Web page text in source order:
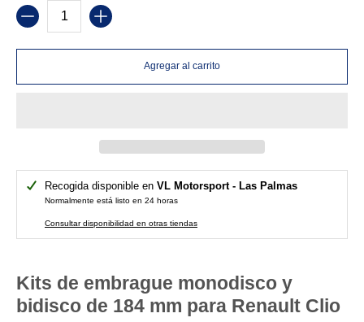
Cantidad
Agregar al carrito
Recogida disponible en VL Motorsport - Las Palmas
Normalmente está listo en 24 horas
Consultar disponibilidad en otras tiendas
Kits de embrague monodisco y
bidisco de 184 mm para Renault Clio